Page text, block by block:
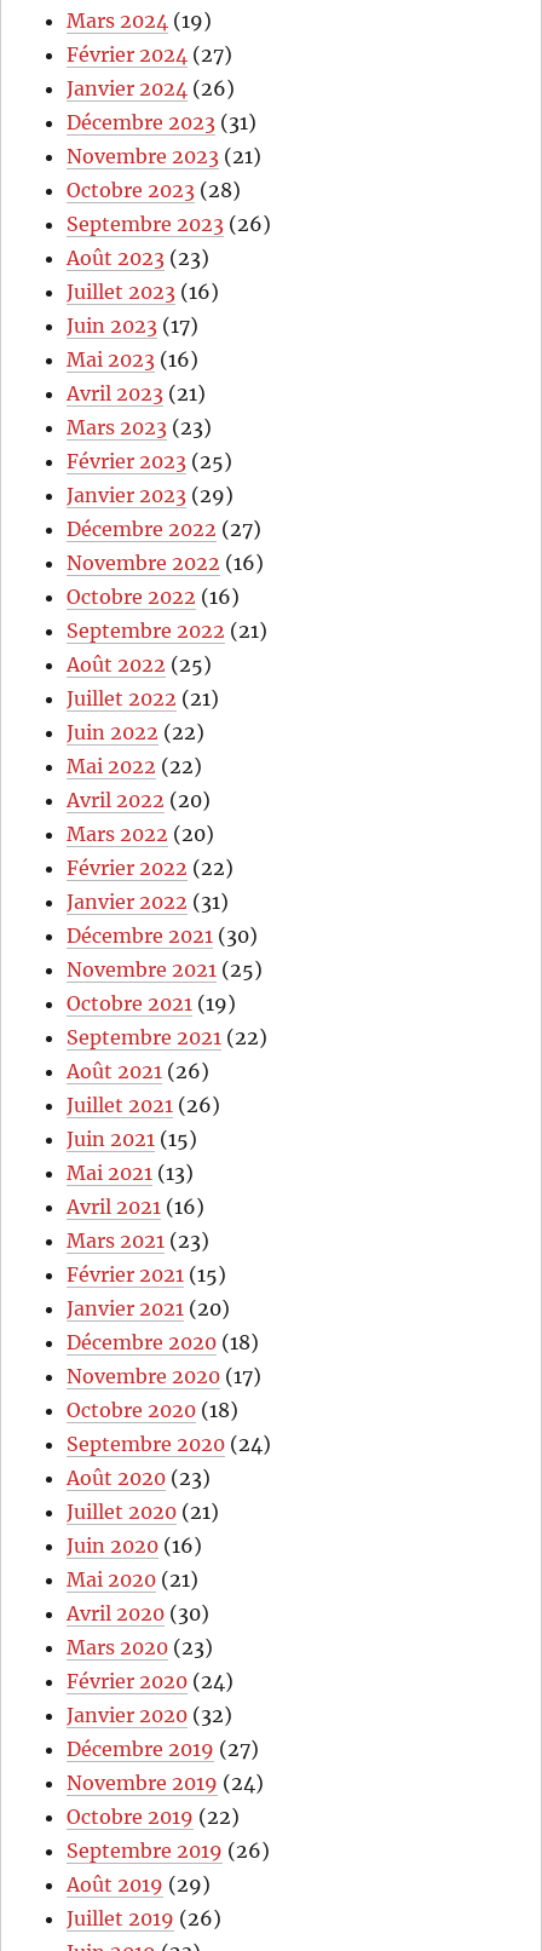
Mars 2024 (19)
Février 2024 (27)
Janvier 2024 (26)
Décembre 2023 (31)
Novembre 2023 (21)
Octobre 2023 (28)
Septembre 2023 (26)
Août 2023 (23)
Juillet 2023 (16)
Juin 2023 (17)
Mai 2023 (16)
Avril 2023 (21)
Mars 2023 (23)
Février 2023 (25)
Janvier 2023 (29)
Décembre 2022 (27)
Novembre 2022 (16)
Octobre 2022 (16)
Septembre 2022 (21)
Août 2022 (25)
Juillet 2022 (21)
Juin 2022 (22)
Mai 2022 (22)
Avril 2022 (20)
Mars 2022 (20)
Février 2022 (22)
Janvier 2022 (31)
Décembre 2021 (30)
Novembre 2021 (25)
Octobre 2021 (19)
Septembre 2021 (22)
Août 2021 (26)
Juillet 2021 (26)
Juin 2021 (15)
Mai 2021 (13)
Avril 2021 (16)
Mars 2021 (23)
Février 2021 (15)
Janvier 2021 (20)
Décembre 2020 (18)
Novembre 2020 (17)
Octobre 2020 (18)
Septembre 2020 (24)
Août 2020 (23)
Juillet 2020 (21)
Juin 2020 (16)
Mai 2020 (21)
Avril 2020 (30)
Mars 2020 (23)
Février 2020 (24)
Janvier 2020 (32)
Décembre 2019 (27)
Novembre 2019 (24)
Octobre 2019 (22)
Septembre 2019 (26)
Août 2019 (29)
Juillet 2019 (26)